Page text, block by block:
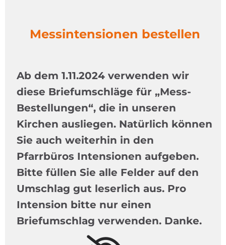
Messintensionen bestellen
Ab dem 1.11.2024 verwenden wir
diese Briefumschläge für „Mess-
Bestellungen“, die in unseren
Kirchen ausliegen. Natürlich können
Sie auch weiterhin in den
Pfarrbüros Intensionen aufgeben.
Bitte füllen Sie alle Felder auf den
Umschlag gut leserlich aus. Pro
Intension bitte nur einen
Briefumschlag verwenden. Danke.